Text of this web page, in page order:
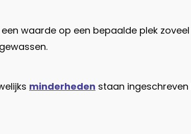
waarde op een bepaalde plek
minderheden staan